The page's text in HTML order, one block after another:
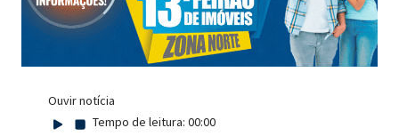
Ouvir notícia
Tempo de leitura: 00:00